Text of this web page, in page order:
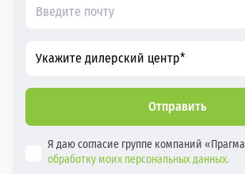
Укажите дилерский центр*
Отправить
Я даю согласие группе компаний
обработку моих персональных данных.